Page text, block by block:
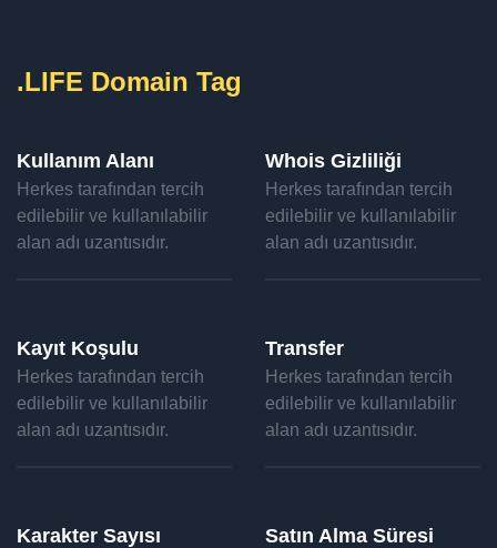
.LIFE Domain Tag
Kullanım Alanı
Herkes tarafından tercih
edilebilir ve kullanılabilir
alan adı uzantısıdır.
Whois Gizliliği
Herkes tarafından tercih
edilebilir ve kullanılabilir
alan adı uzantısıdır.
Kayıt Koşulu
Herkes tarafından tercih
edilebilir ve kullanılabilir
alan adı uzantısıdır.
Transfer
Herkes tarafından tercih
edilebilir ve kullanılabilir
alan adı uzantısıdır.
Karakter Sayısı Satın Alma Süresi